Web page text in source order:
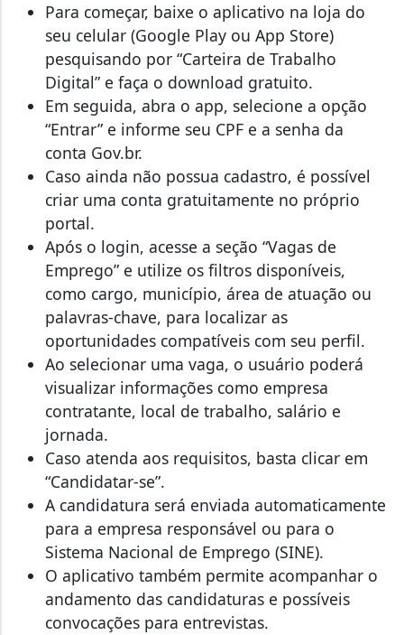
Para começar, baixe o aplicativo na loja do
seu celular (Google Play ou App Store)
pesquisando por “Carteira de Trabalho
Digital” e faça o download gratuito.
Em seguida, abra o app, selecione a opção
“Entrar” e informe seu CPF e a senha da
conta Gov.br.
Caso ainda não possua cadastro, é possível
criar uma conta gratuitamente no próprio
portal.
Após o login, acesse a seção “Vagas de
Emprego” e utilize os filtros disponíveis,
como cargo, município, área de atuação ou
palavras-chave, para localizar as
oportunidades compatíveis com seu perfil.
Ao selecionar uma vaga, o usuário poderá
visualizar informações como empresa
contratante, local de trabalho, salário e
jornada.
Caso atenda aos requisitos, basta clicar em
“Candidatar-se”.
A candidatura será enviada automaticamente
para a empresa responsável ou para o
Sistema Nacional de Emprego (SINE).
O aplicativo também permite acompanhar o
andamento das candidaturas e possíveis
convocações para entrevistas.